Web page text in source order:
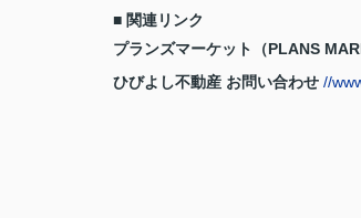
■ 関連リンク
プランズマーケット（PLANS
ひびよし不動産 お問い合わせ //